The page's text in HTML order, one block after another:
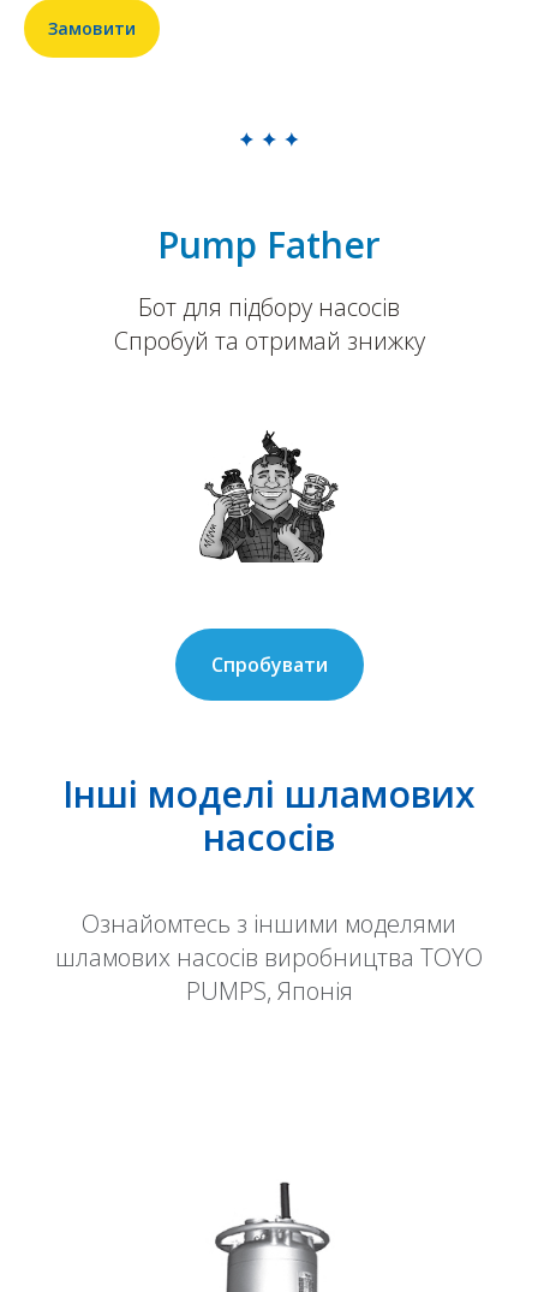
Замовити
Pump Father
Бот для підбору насосів
Спробуй та отримай знижку
Спробувати
Інші моделі шламових
насосів
Ознайомтесь з іншими моделями
шламових насосів виробництва TOYO
PUMPS, Японія